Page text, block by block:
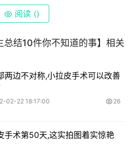
阅读 ()
总结10件你不知道的事】相关
两边不对称,小拉皮手术可以改善
02-22 18:17:00 26
手术第50天,这实拍图着实惊艳